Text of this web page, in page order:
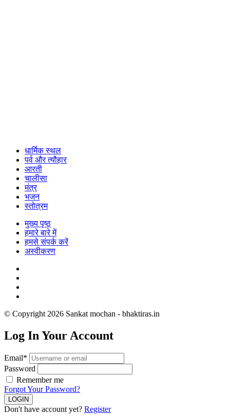
धार्मिक स्थल
पर्व और त्यौहार
आरती
चालीसा
मंत्र
भजन
स्तोत्रम
मुख्य पृष्ठ
हमारे बारे में
हमसे संपर्क करें
अस्वीकरण
© Copyright 2026 Sankat mochan - bhaktiras.in
Log In Your Account
Email*
Password
Remember me
Forgot Your Password?
Don't have account yet? Register